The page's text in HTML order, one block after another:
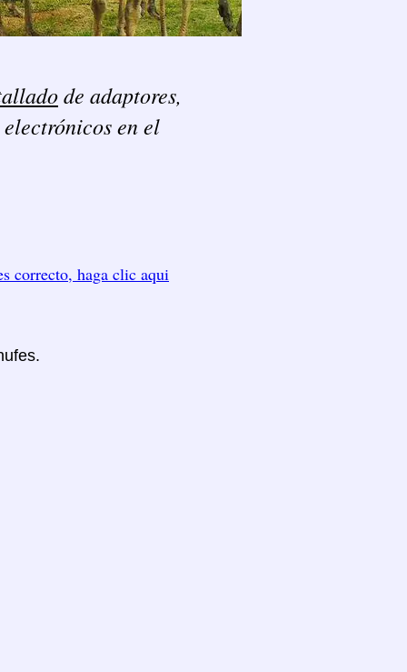
de adaptores,
en el
correcto, haga clic aqui